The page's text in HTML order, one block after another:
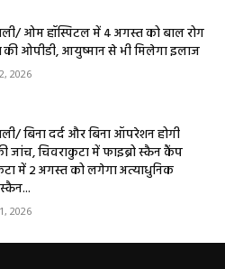
ओम हॉस्पिटल में 4 अगस्त को बाल रोग
की ओपीडी, आयुष्मान से भी मिलेगा इलाज
2026
बिना दर्द और बिना ऑपरेशन होगी
जांच, चिवराकुटा में फाइब्रो स्कैन कैंप
में 2 अगस्त को लगेगा अत्याधुनिक
2026